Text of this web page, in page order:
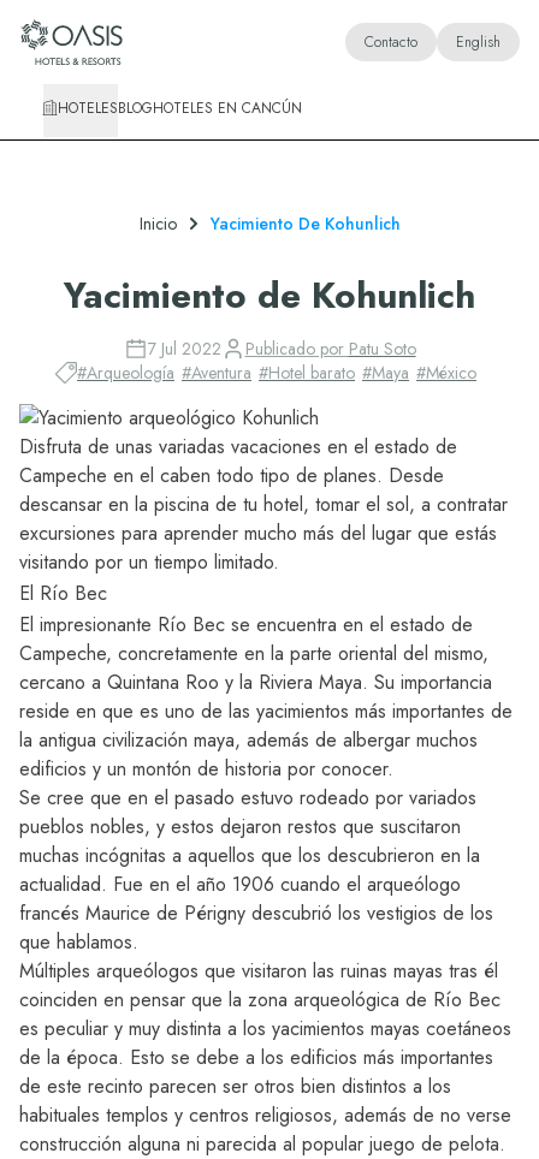
Oasis Hotels & Resorts Contacto English
HOTELESBLOGHOTELES EN CANCÚN
Inicio Yacimiento De Kohunlich
Yacimiento de Kohunlich
7 Jul 2022 Publicado por Patu Soto
#Arqueología #Aventura #Hotel barato #Maya #México
Disfruta de unas variadas vacaciones en el estado de
Campeche en el caben todo tipo de planes. Desde
descansar en la piscina de tu hotel, tomar el sol, a contratar
excursiones para aprender mucho más del lugar que estás
visitando por un tiempo limitado.
El Río Bec
El impresionante Río Bec se encuentra en el estado de
Campeche, concretamente en la parte oriental del mismo,
cercano a Quintana Roo y la Riviera Maya. Su importancia
reside en que es uno de las yacimientos más importantes de
la antigua civilización maya, además de albergar muchos
edificios y un montón de historia por conocer.
Se cree que en el pasado estuvo rodeado por variados
pueblos nobles, y estos dejaron restos que suscitaron
muchas incógnitas a aquellos que los descubrieron en la
actualidad. Fue en el año 1906 cuando el arqueólogo
francés Maurice de Périgny descubrió los vestigios de los
que hablamos.
Múltiples arqueólogos que visitaron las ruinas mayas tras él
coinciden en pensar que la zona arqueológica de Río Bec
es peculiar y muy distinta a los yacimientos mayas coetáneos
de la época. Esto se debe a los edificios más importantes
de este recinto parecen ser otros bien distintos a los
habituales templos y centros religiosos, además de no verse
construcción alguna ni parecida al popular juego de pelota.